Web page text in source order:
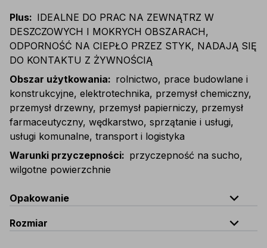
Plus: IDEALNE DO PRAC NA ZEWNĄTRZ W
DESZCZOWYCH I MOKRYCH OBSZARACH,
ODPORNOŚĆ NA CIEPŁO PRZEZ STYK, NADAJĄ SIĘ
DO KONTAKTU Z ŻYWNOŚCIĄ
Obszar użytkowania: rolnictwo, prace budowlane i
konstrukcyjne, elektrotechnika, przemysł chemiczny,
przemysł drzewny, przemysł papierniczy, przemysł
farmaceutyczny, wędkarstwo, sprzątanie i usługi,
usługi komunalne, transport i logistyka
Warunki przyczepności: przyczepność na sucho,
wilgotne powierzchnie
Opakowanie expand_less
Rozmiar expand_less